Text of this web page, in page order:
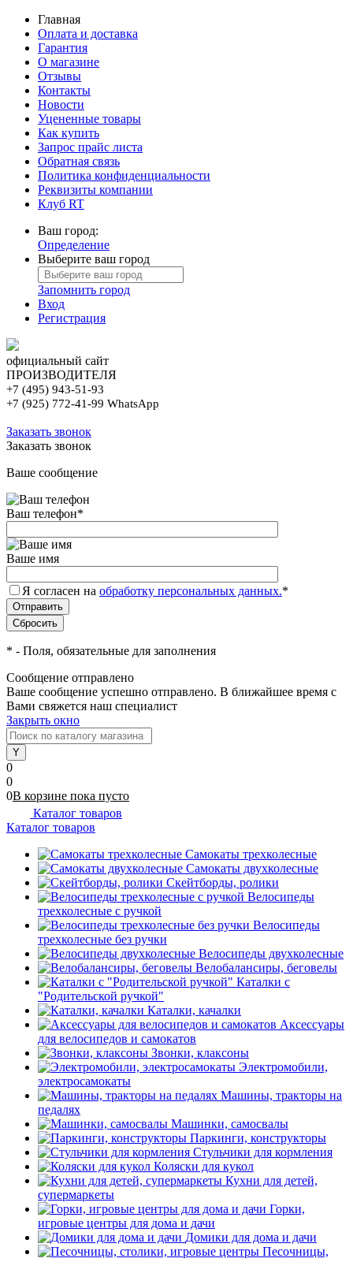
Главная
Оплата и доставка
Гарантия
О магазине
Отзывы
Контакты
Новости
Уцененные товары
Как купить
Запрос прайс листа
Обратная связь
Политика конфиденциальности
Реквизиты компании
Клуб RT
Ваш город:
Определение
Выберите ваш город
Запомнить город
Вход
Регистрация
официальный сайт
ПРОИЗВОДИТЕЛЯ
+7 (495) 943-51-93
+7 (925) 772-41-99 WhatsApp
Заказать звонок
Заказать звонок
Ваше сообщение
Ваш телефон*
Ваше имя
Я согласен на обработку персональных данных.*
* - Поля, обязательные для заполнения
Сообщение отправлено
Ваше сообщение успешно отправлено. В ближайшее время с
Вами свяжется наш специалист
Закрыть окно
0
0
0В корзине пока пусто
Каталог товаров
Каталог товаров
Самокаты трехколесные
Самокаты двухколесные
Скейтборды, ролики
Велосипеды
трехколесные с ручкой
Велосипеды
трехколесные без ручки
Велосипеды двухколесные
Велобалансиры, беговелы
Каталки с
"Родительской ручкой"
Каталки, качалки
Аксессуары
для велосипедов и самокатов
Звонки, клаксоны
Электромобили,
электросамокаты
Машины, тракторы на
педалях
Машинки, самосвалы
Паркинги, конструкторы
Стульчики для кормления
Коляски для кукол
Кухни для детей,
супермаркеты
Горки,
игровые центры для дома и дачи
Домики для дома и дачи
Песочницы,